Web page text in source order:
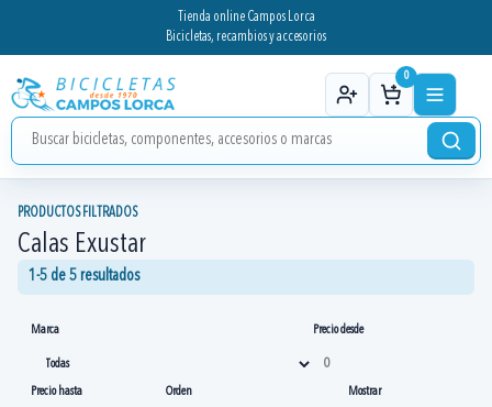
Tienda online Campos Lorca
Bicicletas, recambios y accesorios
0
PRODUCTOS FILTRADOS
Calas Exustar
1-5 de 5 resultados
Marca Precio desde
Precio hasta Orden Mostrar